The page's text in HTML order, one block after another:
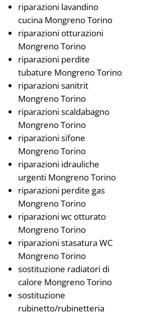
riparazioni lavandino
cucina Mongreno Torino
riparazioni otturazioni
Mongreno Torino
riparazioni perdite
tubature Mongreno Torino
riparazioni sanitrit
Mongreno Torino
riparazioni scaldabagno
Mongreno Torino
riparazioni sifone
Mongreno Torino
riparazioni idrauliche
urgenti Mongreno Torino
riparazioni perdite gas
Mongreno Torino
riparazioni wc otturato
Mongreno Torino
riparazioni stasatura WC
Mongreno Torino
sostituzione radiatori di
calore Mongreno Torino
sostituzione
rubinetto/rubinetteria